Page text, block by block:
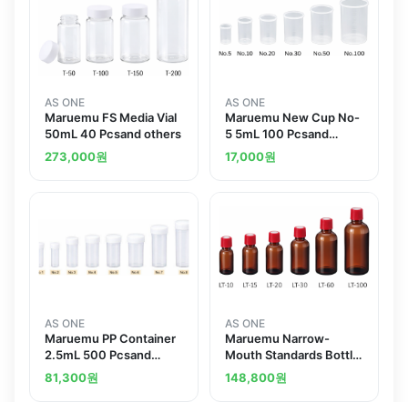
AS ONE
Maruemu FS Media Vial
50mL 40 Pcsand others
273,000원
AS ONE
Maruemu New Cup No-
5 5mL 100 Pcsand
others
17,000원
AS ONE
Maruemu PP Container
2.5mL 500 Pcsand
others
81,300원
AS ONE
Maruemu Narrow-
Mouth Standards Bottle
Amber 15mL 100
Pcsand others
148,800원